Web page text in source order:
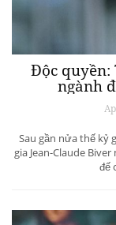
Độc quyền:
ngành
Sau gần nửa thế kỷ
gia Jean-Claude
đế